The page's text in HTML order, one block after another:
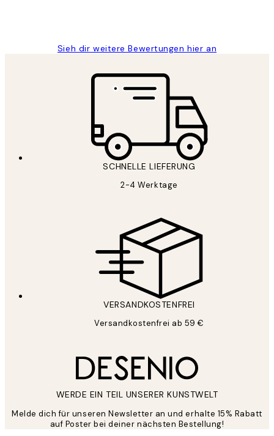
Sieh dir weitere Bewertungen hier an
SCHNELLE LIEFERUNG
2-4 Werktage
VERSANDKOSTENFREI
Versandkostenfrei ab 59 €
WERDE EIN TEIL UNSERER KUNSTWELT
Melde dich für unseren Newsletter an und erhalte 15% Rabatt
auf Poster bei deiner nächsten Bestellung!